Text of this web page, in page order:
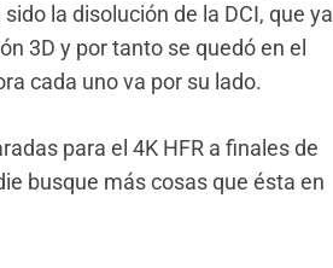
la disolución de la DCI, que ya
3D y por tanto se quedó en el
cada uno va por su lado.
para el 4K HFR a finales de
busque más cosas que ésta en